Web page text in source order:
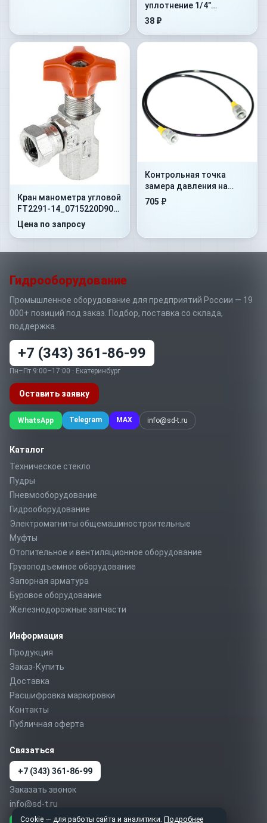
уплотнение 1/4"
(1MTBU.100101)
38 ₽
Кран манометра угловой
FT2291-14_0715220D90
400 Бар 1/4"NPT -60
Цена по запросу
Контрольная точка
замера давления на
гибком шланге Flex.
705 ₽
Гидрооборудование
Промышленное оборудование для предприятий России — 19
000+ позиций под заказ. Подбор, поставка со склада,
поддержка.
+7 (343) 361-86-99
Пн–Пт 9:00–17:00 · Екатеринбург
Оставить заявку
WhatsApp Telegram MAX info@sd-t.ru
Каталог
Техническое стекло
Пудры
Пневмооборудование
Гидрооборудование
Электромагниты общемашиностроительные
Муфты
Отопительное и вентиляционное оборудование
Грузоподъемное оборудование
Запорная арматура
Буровое оборудование
Железнодорожные запчасти
Информация
Продукция
Заказ-Купить
Доставка
Расшифровка маркировки
Контакты
Публичная оферта
Связаться
+7 (343) 361-86-99
Заказать звонок
info@sd-t.ru
Cookie — для работы сайта и аналитики. Подробнее